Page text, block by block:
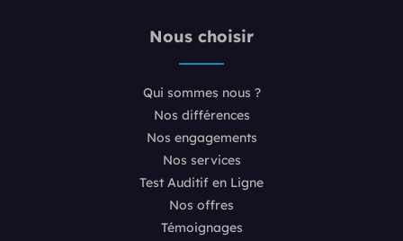
Nous choisir
Qui sommes nous ?
Nos différences
Nos engagements
Nos services
Test Auditif en Ligne
Nos offres
Témoignages